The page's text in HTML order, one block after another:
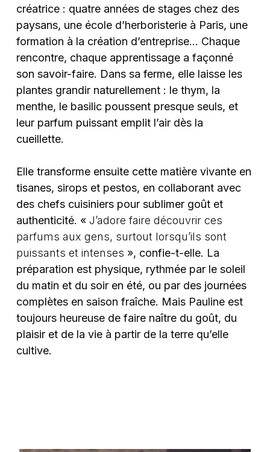
créatrice : quatre années de stages chez des
paysans, une école d’herboristerie à Paris, une
formation à la création d’entreprise… Chaque
rencontre, chaque apprentissage a façonné
son savoir-faire. Dans sa ferme, elle laisse les
plantes grandir naturellement : le thym, la
menthe, le basilic poussent presque seuls, et
leur parfum puissant emplit l’air dès la
cueillette.
Elle transforme ensuite cette matière vivante en
tisanes, sirops et pestos, en collaborant avec
des chefs cuisiniers pour sublimer goût et
authenticité. « J’adore faire découvrir ces
parfums aux gens, surtout lorsqu’ils sont
puissants et intenses », confie-t-elle. La
préparation est physique, rythmée par le soleil
du matin et du soir en été, ou par des journées
complètes en saison fraîche. Mais Pauline est
toujours heureuse de faire naître du goût, du
plaisir et de la vie à partir de la terre qu’elle
cultive.